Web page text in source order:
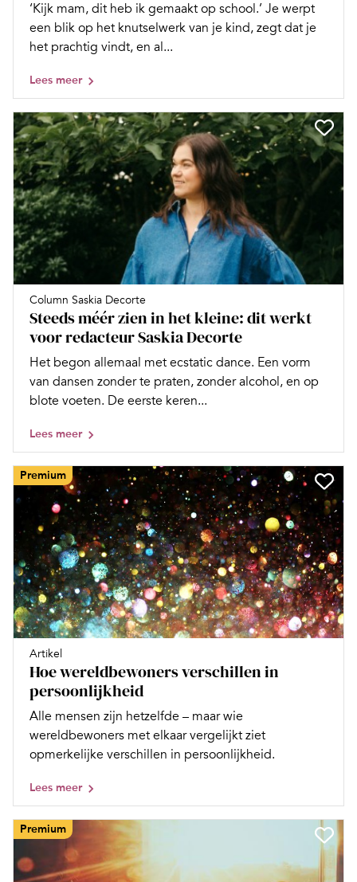
‘Kijk mam, dit heb ik gemaakt op school.’ Je werpt
een blik op het knutselwerk van je kind, zegt dat je
het prachtig vindt, en al...
Lees meer
Column Saskia Decorte
Steeds méér zien in het kleine: dit werkt
voor redacteur Saskia Decorte
Het begon allemaal met ecstatic dance. Een vorm
van dansen zonder te praten, zonder alcohol, en op
blote voeten. De eerste keren...
Lees meer
Premium
Artikel
Hoe wereldbewoners verschillen in
persoonlijkheid
Alle mensen zijn hetzelfde – maar wie
wereldbewoners met elkaar vergelijkt ziet
opmerkelijke verschillen in persoonlijkheid.
Lees meer
Premium